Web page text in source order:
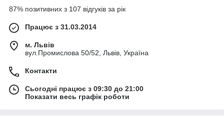
87% позитивних з 107 відгуків за рік
Працює з 31.03.2014
м. Львів
вул.Промислова 50/52, Львів, Україна
Контакти
Сьогодні працює з 09:30 до 21:00
Показати весь графік роботи